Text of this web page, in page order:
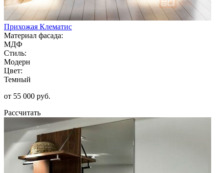
Прихожая Клематис
Материал фасада:
МДФ
Стиль:
Модерн
Цвет:
Темный
от 55 000 руб.
Рассчитать